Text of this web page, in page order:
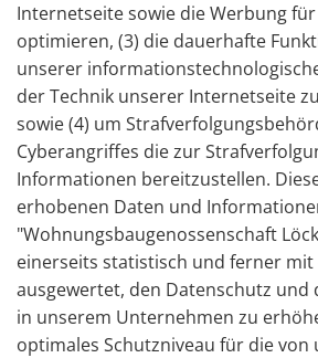
Internetseite sowie die Werbung
optimieren, (3) die dauerhafte
unserer
der Technik unserer Internetseite
sowie (4) um
Cyberangriffes die zur
Informationen bereitzustellen.
erhobenen Daten und
"Wohnungsbaugenossenschaft
einerseits statistisch und ferner mit
ausgewertet, den Datenschutz und
in unserem Unternehmen zu
optimales Schutzniveau für die von